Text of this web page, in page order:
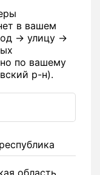
в вашем
→ улицу →
по вашему
р-н).